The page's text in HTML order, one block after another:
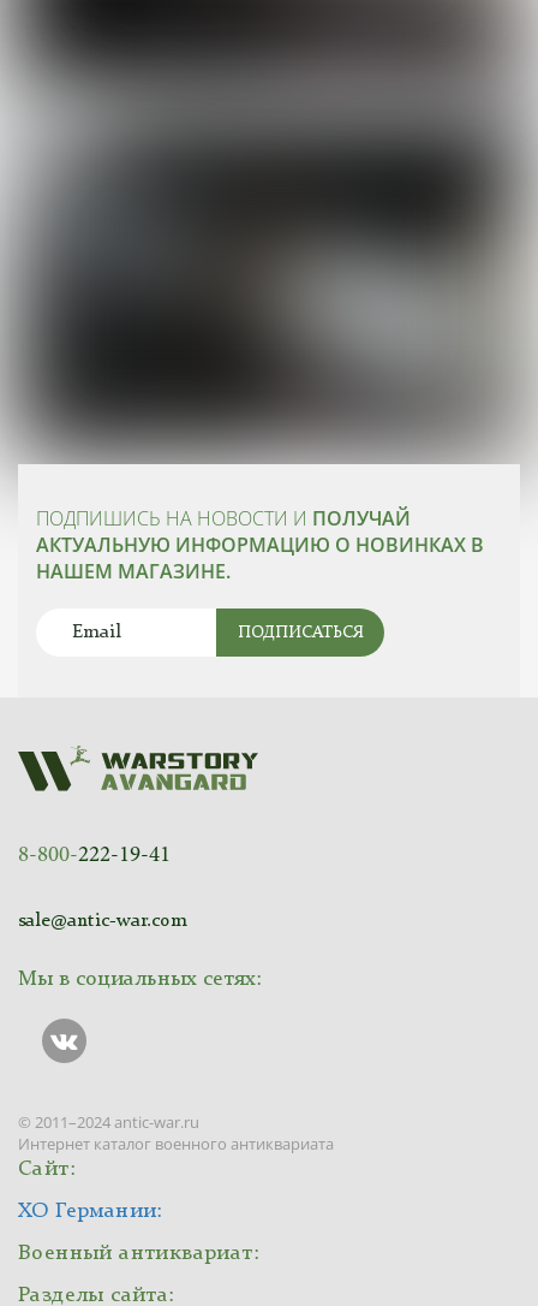
ПОДПИШИСЬ НА НОВОСТИ И ПОЛУЧАЙ
АКТУАЛЬНУЮ ИНФОРМАЦИЮ О НОВИНКАХ В
НАШЕМ МАГАЗИНЕ.
ПОДПИСАТЬСЯ
8-800-222-19-41
sale@antic-war.com
Мы в социальных сетях:
© 2011–2024 antic-war.ru
Интернет каталог военного антиквариата
Сайт:
ХО Германии:
Военный антиквариат:
Разделы сайта: